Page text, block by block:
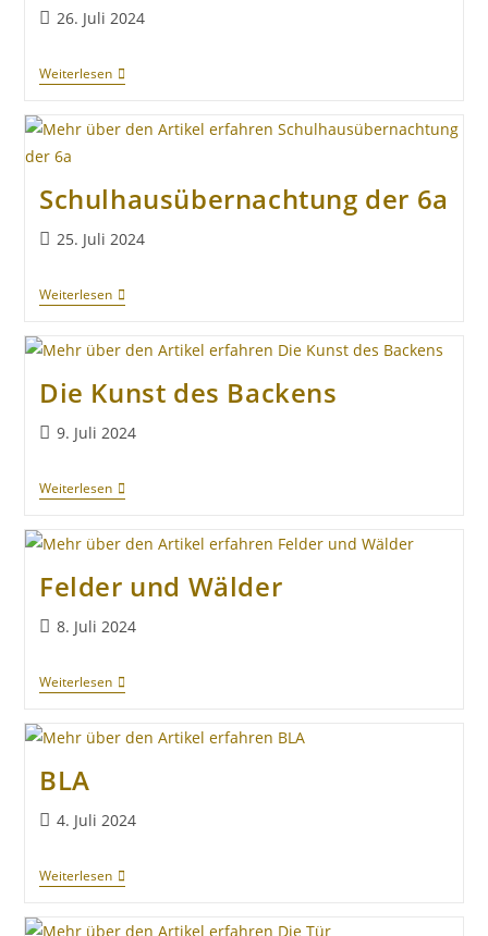
26. Juli 2024
Weiterlesen
Schulhausübernachtung der 6a
25. Juli 2024
Weiterlesen
Die Kunst des Backens
9. Juli 2024
Weiterlesen
Felder und Wälder
8. Juli 2024
Weiterlesen
BLA
4. Juli 2024
Weiterlesen